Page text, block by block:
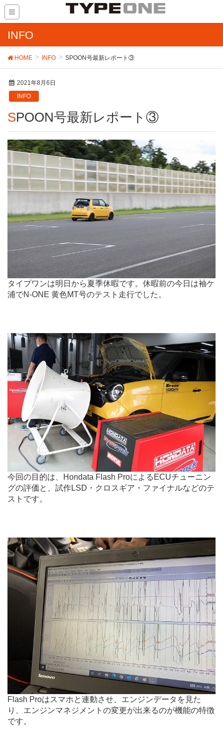
INFO
HOME INFO SPOON号最新レポート③
2021年8月6日
INFO
SPOON号最新レポート③
タイプワンは明日から夏季休暇です。休暇前の今日は袖ケ
浦でN-ONE 黄色MT号のテスト走行でした。
今回の目的は、Hondata Flash ProによるECUチューニン
グの評価と、試作LSD・クロスギア・ファイナルなどのテ
ストです。
Flash Proはスマホと連動させ、エンジンデータを見た
り、エンジンマネジメントの変更が出来るのが機能の特徴
です。